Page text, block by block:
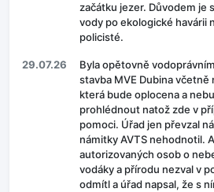
začátku jezer. Důvodem je
vody po ekologické havárii
policisté.
29.07.26
Byla opětovně
stavba MVE Dubina
která bude oplocena a
prohlédnout natož zde v
pomoci. Úřad jen převzal
námitky AVTS nehodnotil.
autorizovaných osob o
vodáky a přírodu nezval v
odmítl a úřad napsal, že s